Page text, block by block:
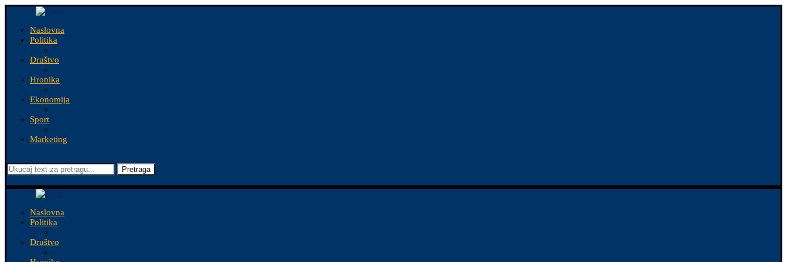
Naslovna
Politika
Društvo
Hronika
Ekonomija
Sport
Marketing
Pretraga
Naslovna
Politika
Društvo